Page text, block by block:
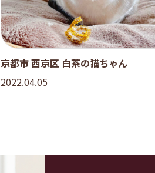
京都市 西京区 白茶の猫ちゃん
2022.04.05